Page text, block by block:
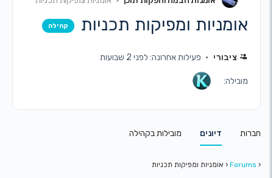
ומפיקות תכניות קהילה
ציבורי פעילות אחרונה: לפני 2 שבועות
דיונים מובילות בקהילה
‹ אומניות ומפיקות תכניות